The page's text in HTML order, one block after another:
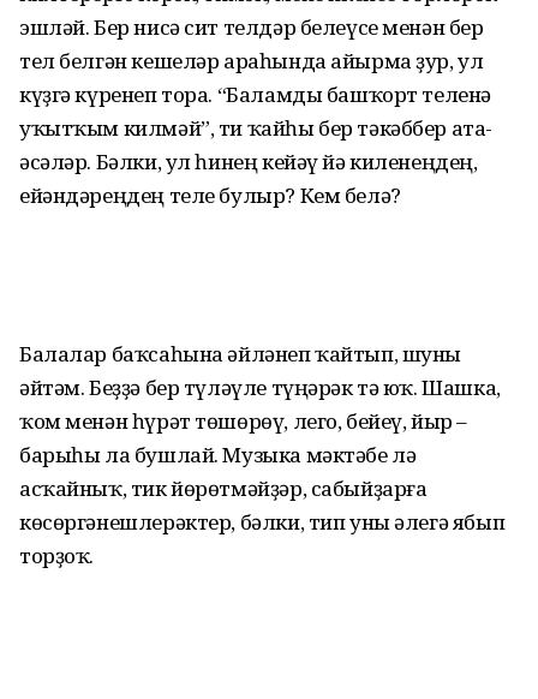
эшләй. Бер нисә сит телдәр белеүсе менән бер
тел белгән кешеләр араһында айырма ҙур, ул
күҙгә күренеп тора. “Баламды башҡорт теленә
уҡыт­ҡым килмәй”, ти ҡайһы бер тәкәббер ата-
әсәләр. Бәлки, ул һинең кейәү йә киленеңдең,
ейәндәреңдең теле булыр? Кем белә?
Балалар баҡсаһына әйләнеп ҡайтып, шуны
әйтәм. Беҙҙә бер түләүле түңәрәк тә юҡ. Шашка,
ҡом менән һүрәт төшөрөү, лего, бейеү, йыр –
барыһы ла бушлай. Музыка мәктәбе лә
асҡайныҡ, тик йөрөтмәйҙәр, сабыйҙарға
көсөргәнешлерәктер, бәлки, тип уны әлегә ябып
торҙоҡ.